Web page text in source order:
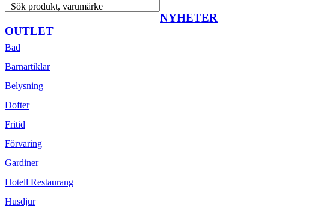
Sök produkt, varumärke
NYHETER
OUTLET
Bad
Barnartiklar
Belysning
Dofter
Fritid
Förvaring
Gardiner
Hotell Restaurang
Husdjur